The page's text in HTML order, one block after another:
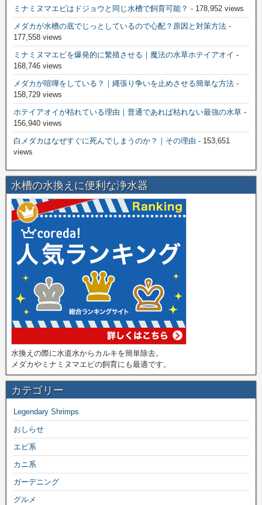
ミナミヌマエビはドジョウと同じ水槽で飼育可能？ - 178,952 views
メダカが水槽の底でじっとしているので心配？原因と対策方法 -
177,558 views
ミナミヌマエビを爆発的に繁殖させる｜魔法の水草ホテイアオイ -
168,746 views
メダカが喧嘩をしている？｜縄張り争いを止めさせる簡単な方法 -
158,729 views
ホテイアオイが枯れている理由｜普通であれば枯れない最強の水草 -
156,940 views
白メダカはなぜすぐに死んでしまうのか？｜その理由 - 153,651
views
水槽の水換えに便利な浄水器
水換えの際に水道水からカルキを簡単除去。
メダカやミナミヌマエビの飼育にも最適です。
カテゴリー
Legendary Shrimps
おしらせ
エビ系
カニ系
ガーデニング
グルメ